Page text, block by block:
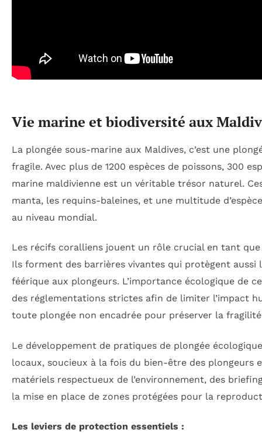
Vie marine et biodiversité aux
La plongée sous-marine aux Maldives, c’est une
fragile. Avec plus de 1200 espèces de poissons, 300
marine maldivienne est un véritable trésor naturel.
manta, les requins-baleines, et une multitude
au niveau mondial.
Les récifs coralliens jouent un rôle crucial en tant
Ils forment des barrières vivantes qui protègent
féérique aux plongeurs. L’importance écologique de
des réglementations strictes afin de limiter l’impact
toute plongée non encadrée pour préserver la
Le développement de pratiques de plongée
locaux, soucieux à la fois du bien-être des plongeurs
matériels respectueux de l’environnement, des
la mise en place de zones protégées pour la
Les leviers de protection essentiels :